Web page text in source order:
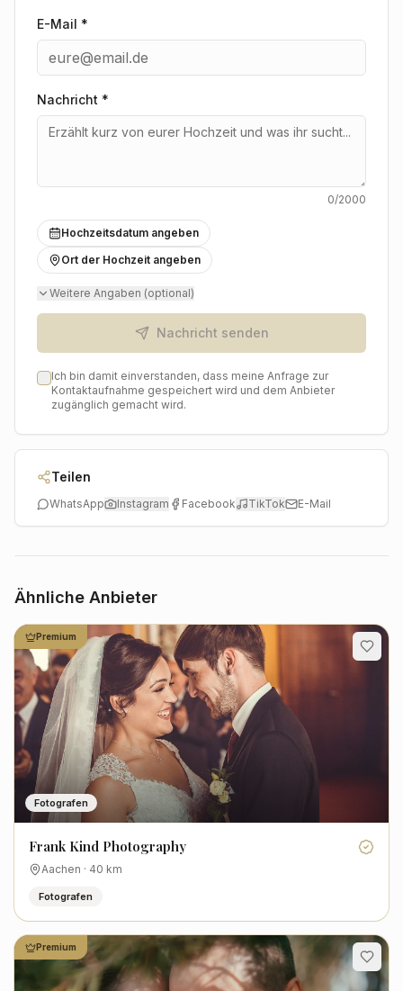
E-Mail *
Nachricht *
0/2000
Hochzeitsdatum angeben
Ort der Hochzeit angeben
Weitere Angaben (optional)
Nachricht senden
Ich bin damit einverstanden, dass meine Anfrage zur
Kontaktaufnahme gespeichert wird und dem Anbieter
zugänglich gemacht wird.
Teilen
WhatsApp Instagram Facebook TikTok E-Mail
Ähnliche Anbieter
Fotografen
Premium
Frank Kind Photography
Aachen · 40 km
Fotografen
Premium